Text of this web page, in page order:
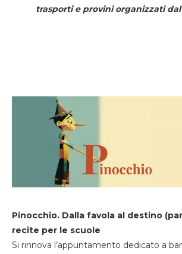
trasporti e provini organizzati dal
Pinocchio. Dalla favola al destino
recite per le scuole
Si rinnova l’appuntamento dedicato a